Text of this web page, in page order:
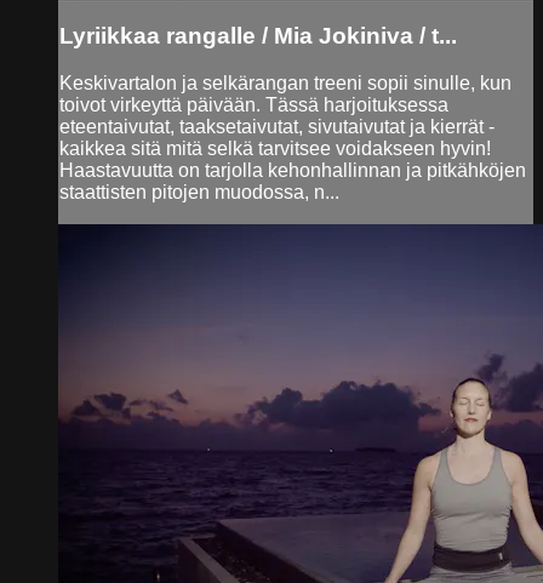
Lyriikkaa rangalle / Mia Jokiniva / t...
Keskivartalon ja selkärangan treeni sopii sinulle, kun
toivot virkeyttä päivään. Tässä harjoituksessa
eteentaivutat, taaksetaivutat, sivutaivutat ja kierrät -
kaikkea sitä mitä selkä tarvitsee voidakseen hyvin!
Haastavuutta on tarjolla kehonhallinnan ja pitkähköjen
staattisten pitojen muodossa, n...